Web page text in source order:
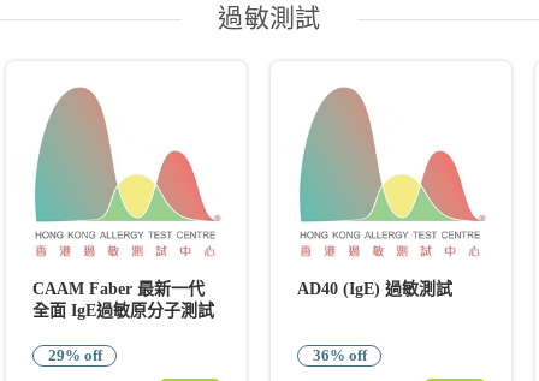
過敏測試
CAAM Faber 最新一代
全面 IgE過敏原分子測試
29% off
AD40 (IgE) 過敏測試
36% off